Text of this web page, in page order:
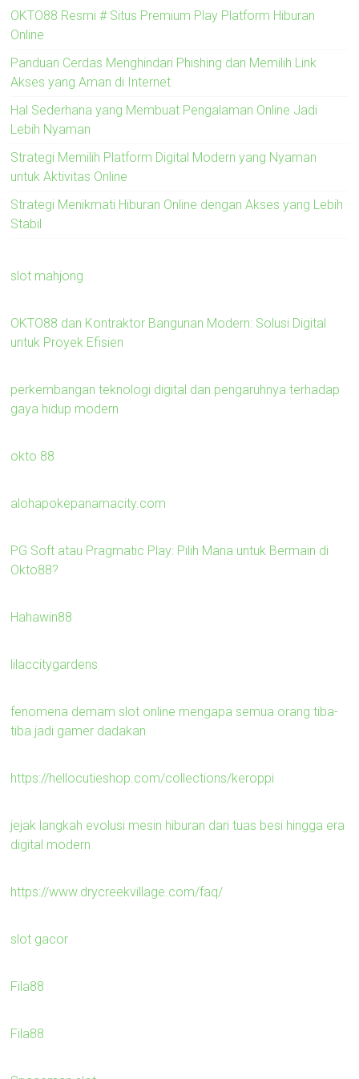
OKTO88 Resmi # Situs Premium Play Platform Hiburan
Online
Panduan Cerdas Menghindari Phishing dan Memilih Link
Akses yang Aman di Internet
Hal Sederhana yang Membuat Pengalaman Online Jadi
Lebih Nyaman
Strategi Memilih Platform Digital Modern yang Nyaman
untuk Aktivitas Online
Strategi Menikmati Hiburan Online dengan Akses yang Lebih
Stabil
slot mahjong
OKTO88 dan Kontraktor Bangunan Modern: Solusi Digital
untuk Proyek Efisien
perkembangan teknologi digital dan pengaruhnya terhadap
gaya hidup modern
okto 88
alohapokepanamacity.com
PG Soft atau Pragmatic Play: Pilih Mana untuk Bermain di
Okto88?
Hahawin88
lilaccitygardens
fenomena demam slot online mengapa semua orang tiba-
tiba jadi gamer dadakan
https://hellocutieshop.com/collections/keroppi
jejak langkah evolusi mesin hiburan dari tuas besi hingga era
digital modern
https://www.drycreekvillage.com/faq/
slot gacor
Fila88
Fila88